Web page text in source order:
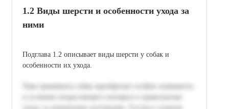
1.2 Виды шерсти и особенности ухода за
ними
Подглава 1.2 описывает виды шерсти у собак и
особенности их ухода.